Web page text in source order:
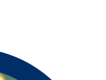
NOTIZIE